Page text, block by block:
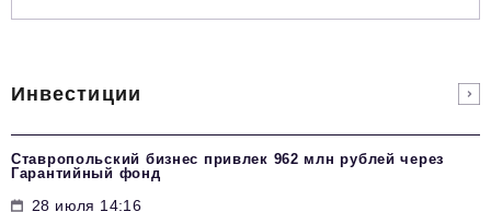
Инвестиции
Ставропольский бизнес привлек 962 млн рублей через
Гарантийный фонд
28 июля 14:16